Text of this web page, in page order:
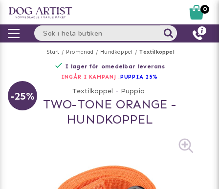
Start Promenad Hundkoppel Textilkoppel
I lager för omedelbar leverans
INGÅR I KAMPANJ :PUPPIA 25%
-25% Textilkoppel - Puppia
TWO-TONE ORANGE -
HUNDKOPPEL
0